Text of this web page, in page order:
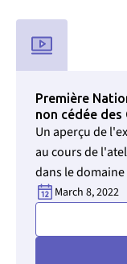
Utilisé pour CMS
Première
non cédée des
Un aperçu de
au cours de
dans le
March 8, 2022